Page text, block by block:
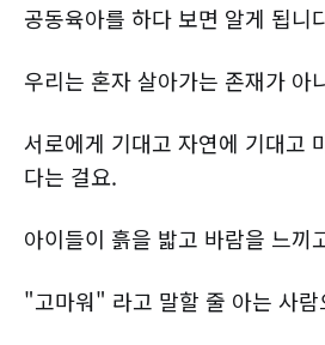
공동육아를 하다 보면 알게 됩니
우리는 혼자 살아가는 존재가 아
서로에게 기대고 자연에 기대고
다는 걸요.
아이들이 흙을 밟고 바람을 느끼
"고마워" 라고 말할 줄 아는 사